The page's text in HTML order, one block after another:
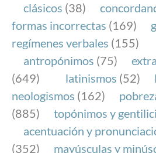
FundéuRAE es una
y la Real Academia
el buen uso del español en
Internet.
clásicos (38)
formas incorrectas (169)
regímenes verbales (155)
antropónimos (75)
(649)
latinismos (52)
neologismos (162)
(885)
topónimos y
acentuación y
(352)
mayúsculas y